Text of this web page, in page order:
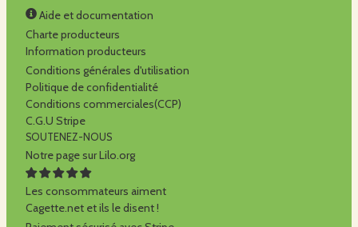
Aide et documentation
Charte producteurs
Information producteurs
Conditions générales d'utilisation
Politique de confidentialité
Conditions commerciales(CCP)
C.G.U Stripe
SOUTENEZ-NOUS
Notre page sur Lilo.org
Les consommateurs aiment
Cagette.net et ils le disent !